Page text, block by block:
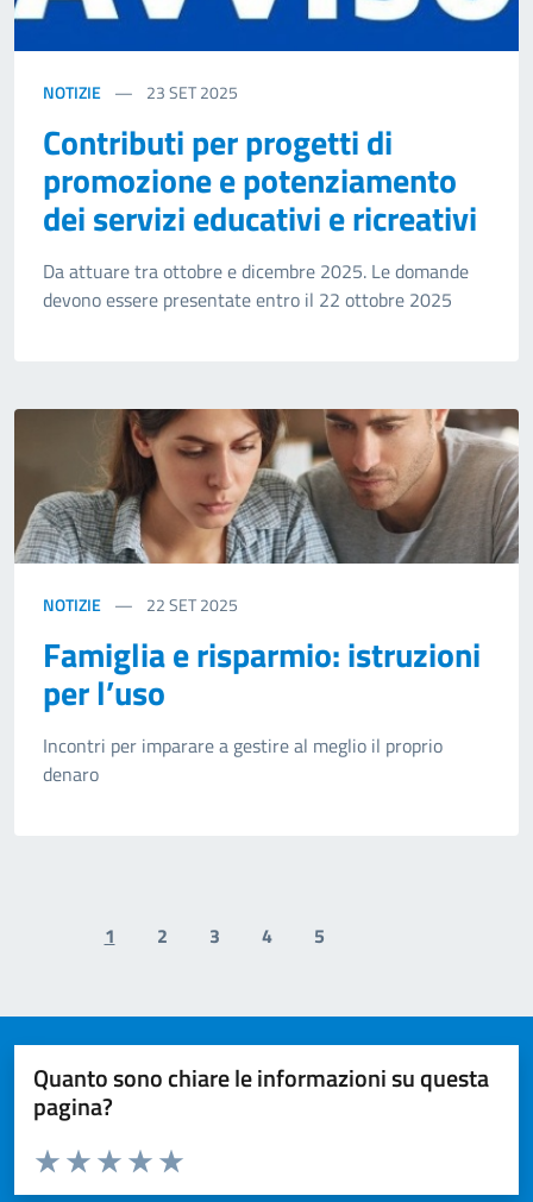
NOTIZIE 23SET 2025
Contributi per progetti di
promozione e potenziamento
dei servizi educativi e ricreativi
Da attuare tra ottobre e dicembre 2025. Le domande
devono essere presentate entro il 22 ottobre 2025
NOTIZIE 22SET 2025
Famiglia e risparmio: istruzioni
per l’uso
Incontri per imparare a gestire al meglio il proprio
denaro
Previous page
1 2 3 4 5
Quanto sono chiare le informazioni su questa
pagina?
Valuta da 1 a 5 stelle la pagina
Valuta 5 stelle su 5
Valuta 4 stelle su 5
Valuta 3 stelle su 5
Valuta 2 stelle su 5
Valuta 1 stelle su 5